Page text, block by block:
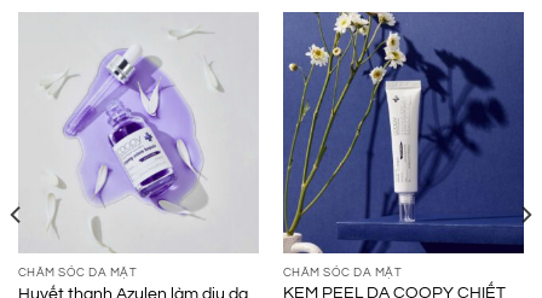
CHĂM SÓC DA MẶT
Huyết thanh Azulen làm dịu da
CHĂM SÓC DA MẶT
KEM PEEL DA COOPY CHIẾT